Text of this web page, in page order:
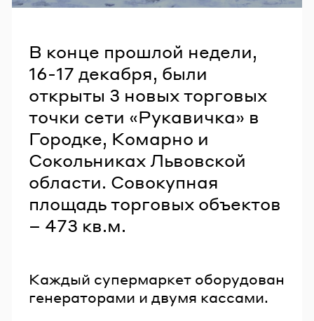
В конце прошлой недели,
16-17 декабря, были
открыты 3 новых торговых
точки сети «Рукавичка» в
Городке, Комарно и
Сокольниках Львовской
области. Совокупная
площадь торговых объектов
– 473 кв.м.
Каждый супермаркет оборудован
генераторами и двумя кассами.